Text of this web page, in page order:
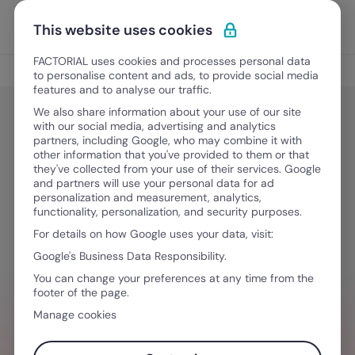
Ir para o conteúdo
Experimente Grátis
Digitalização nos RH
Digitalização nos RH
Managers em Portugal: Perder
talento por falta de tempo
Janeiro 2, 2026·4 minutos de leitura
QUER SIMPLIFICAR O SEU FLUXO DE
TRABALHO?
This website uses cookies
FACTORIAL uses cookies and processes personal data
to personalise content and ads, to provide social media
features and to analyse our traffic.
We also share information about your use of our site
with our social media, advertising and analytics
partners, including Google, who may combine it with
other information that you've provided to them or that
they've collected from your use of their services. Google
and partners will use your personal data for ad
personalization and measurement, analytics,
functionality, personalization, and security purposes.
For details on how Google uses your data, visit:
Google's Business Data Responsibility.
You can change your preferences at any time from the
footer of the page.
Manage cookies